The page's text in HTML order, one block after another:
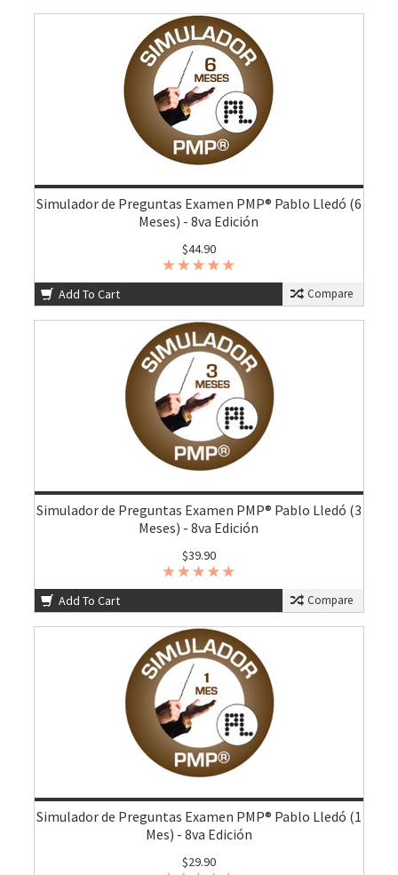
Simulador de Preguntas Examen PMP® Pablo Lledó (6
Meses) - 8va Edición
$44.90
Add To Cart Compare
Simulador de Preguntas Examen PMP® Pablo Lledó (3
Meses) - 8va Edición
$39.90
Add To Cart Compare
Simulador de Preguntas Examen PMP® Pablo Lledó (1
Mes) - 8va Edición
$29.90